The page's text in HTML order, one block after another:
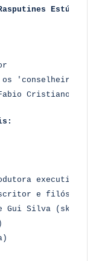
Estúdio
os 'conselheiros':
Cristiano
executiva)
e filósofo)
Gui Silva